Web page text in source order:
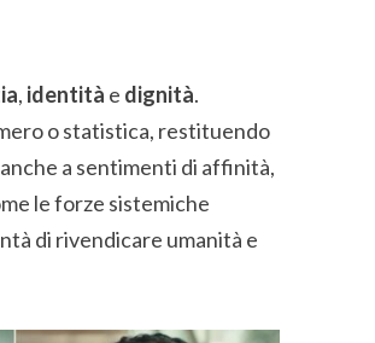
, identità e dignità.
o statistica, restituendo
a sentimenti di affinità,
le forze sistemiche
di rivendicare umanità e